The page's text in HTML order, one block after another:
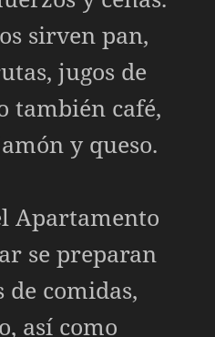
sirven pan,
jugos de
también café,
y queso.
Apartamento
se preparan
comidas,
así como